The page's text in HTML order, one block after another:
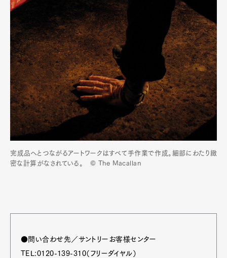
完成品へとつながるアートワークはすべて手作業で作成。細部にわたり緻
密な計算がなされている。 © The Macallan
●問い合わせ先／サントリーお客様センター
TEL:0120-139-310（フリーダイヤル）